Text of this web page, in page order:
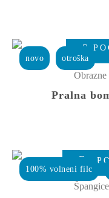
novo otroška
Obrazne
Pralna
100% volneni filc